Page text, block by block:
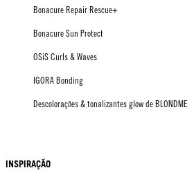
Bonacure Repair Rescue+
Bonacure Sun Protect
OSiS Curls & Waves
IGORA Bonding
Descolorações & tonalizantes glow de BLONDME
INSPIRAÇÃO